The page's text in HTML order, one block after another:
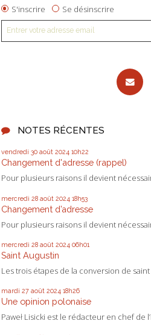
S'inscrire Se désinscrire
NOTES RÉCENTES
vendredi 30 août 2024 10h22
Changement d'adresse (rappel)
Pour plusieurs raisons il devient
mercredi 28 août 2024 18h53
Changement d’adresse
Pour plusieurs raisons il devient
mercredi 28 août 2024 06h01
Saint Augustin
Les trois étapes de la conversion de saint
mardi 27 août 2024 18h26
Une opinion polonaise
Paweł Lisicki est le rédacteur en chef de